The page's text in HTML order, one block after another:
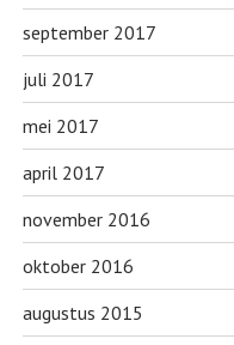
september 2017
juli 2017
mei 2017
april 2017
november 2016
oktober 2016
augustus 2015